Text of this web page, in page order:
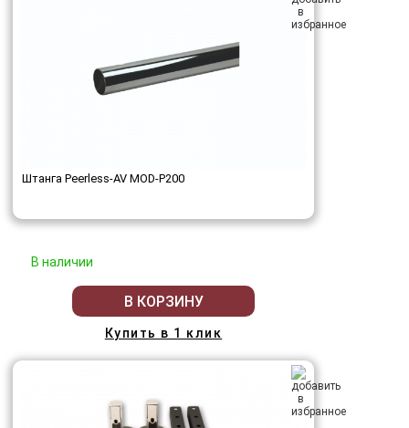
Штанга Peerless-AV MOD-P200
В наличии
В КОРЗИНУ
Купить в 1 клик